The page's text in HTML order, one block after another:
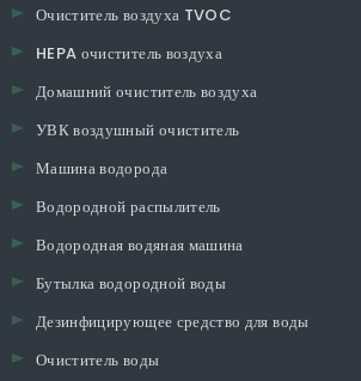
Очиститель воздуха TVOC
HEPA очиститель воздуха
Домашний очиститель воздуха
УВК воздушный очиститель
Машина водорода
Водородной распылитель
Водородная водяная машина
Бутылка водородной воды
Дезинфицирующее средство для воды
Очиститель воды